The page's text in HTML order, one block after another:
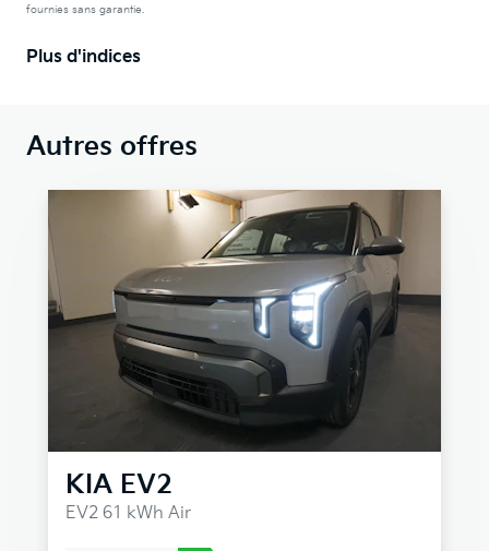
fournies sans garantie.
Plus d'indices
Autres offres
KIA EV2
EV2 61 kWh Air